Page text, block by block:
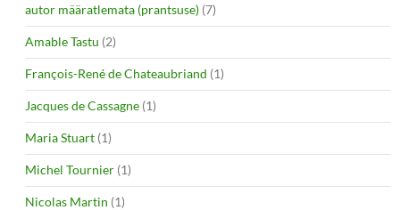
autor määratlemata (prantsuse) (7)
Amable Tastu (2)
François-René de Chateaubriand (1)
Jacques de Cassagne (1)
Maria Stuart (1)
Michel Tournier (1)
Nicolas Martin (1)